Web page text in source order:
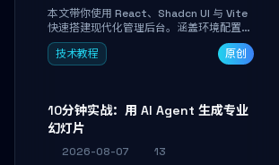
本文带你使用 React、Shadcn UI 与 Vite
快速搭建现代化管理后台。涵盖环境配置、
核心架构解析、用户管理模块实战及常见踩
坑指南。学完即可独立完成仪表盘搭建、组
技术教程 原创
10分钟实战：用 AI Agent 生成专业
幻灯片
2026-08-07
13